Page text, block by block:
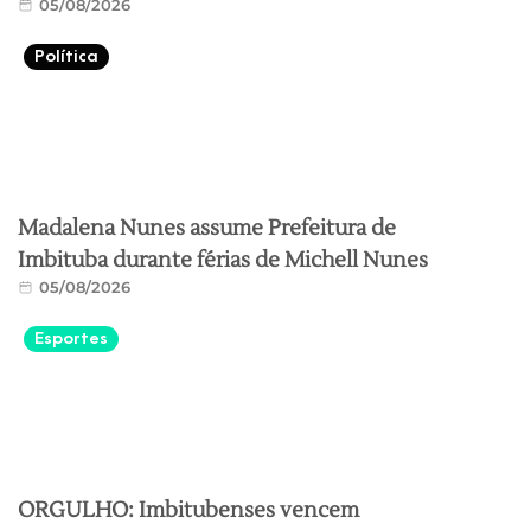
05/08/2026
Política
Madalena Nunes assume Prefeitura de
Imbituba durante férias de Michell Nunes
05/08/2026
Esportes
ORGULHO: Imbitubenses vencem